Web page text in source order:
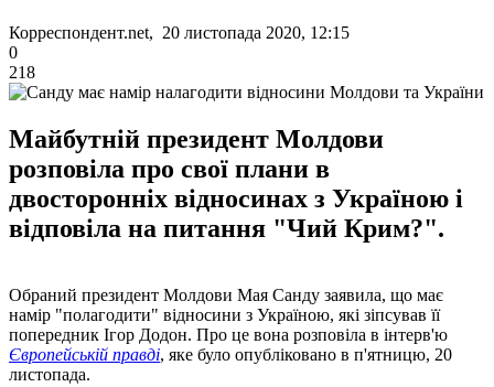
Корреспондент.net, 20 листопада 2020, 12:15
0
218
Майбутній президент Молдови
розповіла про свої плани в
двосторонніх відносинах з Україною і
відповіла на питання "Чий Крим?".
Обраний президент Молдови Мая Санду заявила, що має
намір "полагодити" відносини з Україною, які зіпсував її
попередник Ігор Додон. Про це вона розповіла в інтерв'ю
Європейській правді, яке було опубліковано в п'ятницю, 20
листопада.